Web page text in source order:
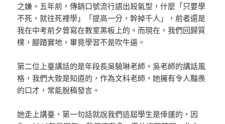
之嫌。五年前，傳銷口號流行語出殺氣型，什麼「只要學
不死，就往死裡學」「提高一分，幹掉千人」，前者還是
我在中考前夕曾寫在教室黑板上的。而現在，我們回歸質
樸，腳踏實地，畢竟學習不是吹牛逼。
第二位上臺講話的是年段長吳驍琳老師。吳老師的講話風
格，我們大致是知道的，作為文科老師，她擁有令人豔羨
的口才，常能脫稿發言。
她走上講臺，第一句話就說我們這屆學生是倖運的，因